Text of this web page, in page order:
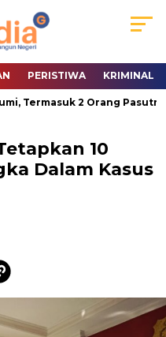
PERISTIWA KRIMINAL
2 Orang Pasutri
10
Dalam Kasus